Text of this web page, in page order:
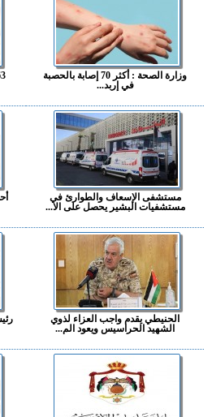
وزارة الصحة : أكثر 70 إصابة بالحصبة
في إربد...
مستشفى الإسعاف والطوارئ في
مستشفيات البشير يحصل على الا...
الحنيطي يقدم واجب العزاء لذوي
الشهيد الحراسيس ويعود الم...